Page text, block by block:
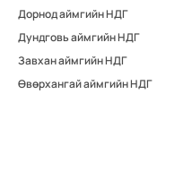
Дорнод аймгийн НДГ
Дундговь аймгийн НДГ
Завхан аймгийн НДГ
Өвөрхангай аймгийн НДГ